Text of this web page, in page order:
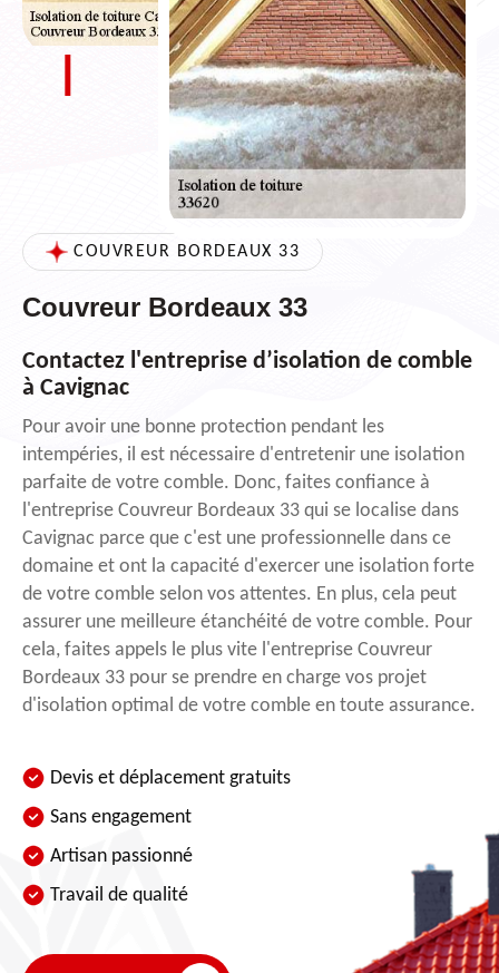
COUVREUR BORDEAUX 33
Couvreur Bordeaux 33
Contactez l'entreprise d’isolation de comble
à Cavignac
Pour avoir une bonne protection pendant les
intempéries, il est nécessaire d'entretenir une isolation
parfaite de votre comble. Donc, faites confiance à
l'entreprise Couvreur Bordeaux 33 qui se localise dans
Cavignac parce que c'est une professionnelle dans ce
domaine et ont la capacité d'exercer une isolation forte
de votre comble selon vos attentes. En plus, cela peut
assurer une meilleure étanchéité de votre comble. Pour
cela, faites appels le plus vite l'entreprise Couvreur
Bordeaux 33 pour se prendre en charge vos projet
d'isolation optimal de votre comble en toute assurance.
Devis et déplacement gratuits
Sans engagement
Artisan passionné
Travail de qualité